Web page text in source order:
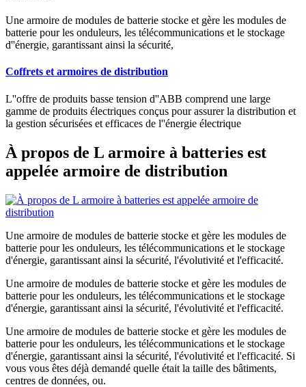
Une armoire de modules de batterie stocke et gère les modules de
batterie pour les onduleurs, les télécommunications et le stockage
d''énergie, garantissant ainsi la sécurité,
Coffrets et armoires de distribution
L''offre de produits basse tension d''ABB comprend une large
gamme de produits électriques conçus pour assurer la distribution et
la gestion sécurisées et efficaces de l''énergie électrique
À propos de L armoire à batteries est
appelée armoire de distribution
Une armoire de modules de batterie stocke et gère les modules de
batterie pour les onduleurs, les télécommunications et le stockage
d'énergie, garantissant ainsi la sécurité, l'évolutivité et l'efficacité.
Une armoire de modules de batterie stocke et gère les modules de
batterie pour les onduleurs, les télécommunications et le stockage
d'énergie, garantissant ainsi la sécurité, l'évolutivité et l'efficacité.
Une armoire de modules de batterie stocke et gère les modules de
batterie pour les onduleurs, les télécommunications et le stockage
d'énergie, garantissant ainsi la sécurité, l'évolutivité et l'efficacité. Si
vous vous êtes déjà demandé quelle était la taille des bâtiments,
centres de données, ou.